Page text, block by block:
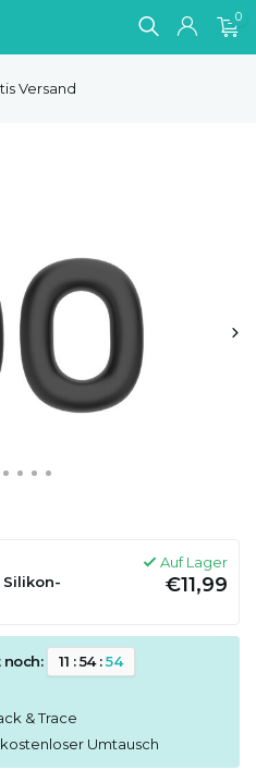
0
Versand
Silikon-
Auf Lager
€11,99
noch: 11 :54:54
& Trace
Umtausch